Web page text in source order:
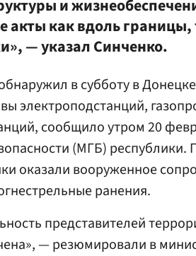
и
акты как вдоль границы,
— указал Синченко.
в субботу в
электроподстанций,
сообщило утром 20
(МГБ) республики.
оказали вооруженное
ранения.
представителей
— резюмировали в